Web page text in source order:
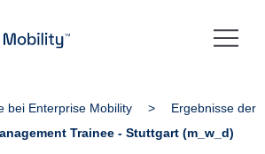
bei Enterprise Mobility
Ergebnisse der
Trainee - Stuttgart (m_w_d)